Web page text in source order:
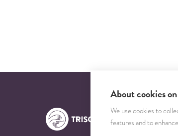
About cookies
We use cookies to
features and to